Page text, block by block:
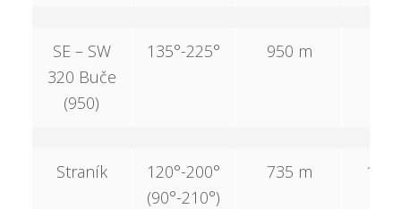
SE – SW
320 Buče
(950)
135°-225° 950 m
Straník
120°-200°
(90°-210°)
735 m 150